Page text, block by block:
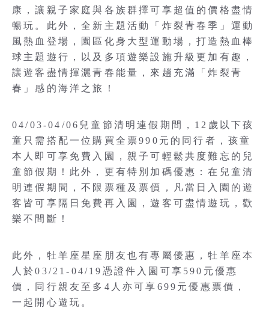
康，讓親子家庭與各族群擇可享超值的價格盡情
暢玩。此外，全新主題活動「炸裂青春季」運動
風熱血登場，園區化身大型運動場，打造熱血棒
球主題遊行，以及多項遊樂設施升級更加有趣，
讓遊客盡情揮灑青春能量，來趟充滿「炸裂青
春」感的海洋之旅！
04/03-04/06兒童節清明連假期間，12歲以下孩
童只需搭配一位購買全票990元的同行者，孩童
本人即可享免費入園，親子可輕鬆共度難忘的兒
童節假期！此外，更有特別加碼優惠：在兒童清
明連假期間，不限票種及票價，凡當日入園的遊
客皆可享隔日免費再入園，遊客可盡情遊玩，歡
樂不間斷！
此外，牡羊座星座朋友也有專屬優惠，牡羊座本
人於03/21-04/19憑證件入園可享590元優惠
價，同行親友至多4人亦可享699元優惠票價，
一起開心遊玩。